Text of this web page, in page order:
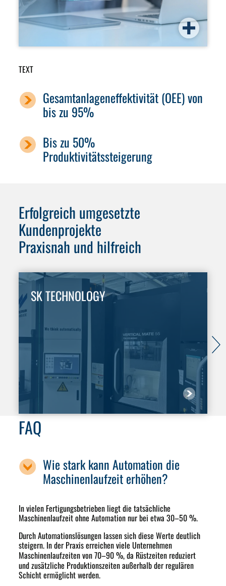
TEXT
Gesamtanlageneffektivität (OEE) von
bis zu 95%
Bis zu 50%
Produktivitätssteigerung
Erfolgreich umgesetzte
Kundenprojekte
Praxisnah und hilfreich
SK TECHNOLOGY
FAQ
Wie stark kann Automation die
Maschinenlaufzeit erhöhen?
In vielen Fertigungsbetrieben liegt die tatsächliche
Maschinenlaufzeit ohne Automation nur bei etwa 30–50 %.
Durch Automationslösungen lassen sich diese Werte deutlich
steigern. In der Praxis erreichen viele Unternehmen
Maschinenlaufzeiten von70–90 %, da Rüstzeiten reduziert
und zusätzliche Produktionszeiten außerhalb der regulären
Schicht ermöglicht werden.